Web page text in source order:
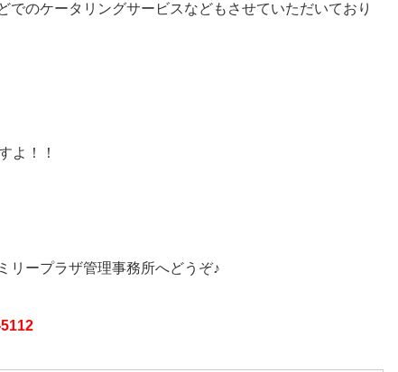
のケータリングサービスなどもさせていただいており
よ！！
リープラザ管理事務所へどうぞ♪